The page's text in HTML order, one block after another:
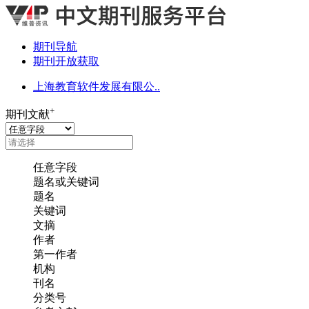
期刊导航
期刊开放获取
上海教育软件发展有限公..
期刊文献+
任意字段
题名或关键词
题名
关键词
文摘
作者
第一作者
机构
刊名
分类号